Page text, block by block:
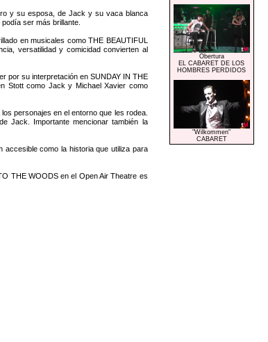
y su esposa, de Jack y su vaca blanca
ser más brillante.
en musicales como THE BEAUTIFUL
versatilidad y comicidad convierten al
por su interpretación en SUNDAY IN THE
Stott como Jack y Michael Xavier como
personajes en el entorno que les rodea.
Jack. Importante mencionar también la
como la historia que utiliza para
THE WOODS en el Open Air Theatre es
Obertura
EL CABARET DE LOS
HOMBRES PERDIDOS
"Wilkommen"
CABARET